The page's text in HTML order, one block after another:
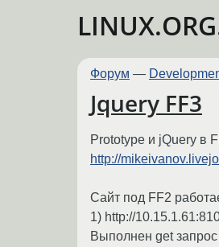
Форум —
Jquery FF3
Prototype и jQuery в
http://
Сайт под FF2
1) http://
Выполнен get